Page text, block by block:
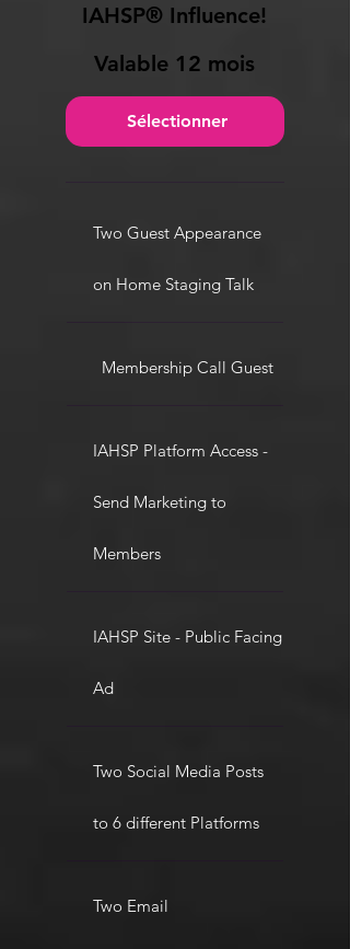
IAHSP® Influence!
Valable 12 mois
Sélectionner
Two Guest Appearance
on Home Staging Talk
Membership Call Guest
IAHSP Platform Access -
Send Marketing to
Members
IAHSP Site - Public Facing
Ad
Two Social Media Posts
to 6 different Platforms
Two Email